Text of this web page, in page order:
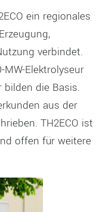
ein regionales
verbindet.
MW-Elektrolyseur
die Basis.
aus der
TH2ECO ist
offen für weitere